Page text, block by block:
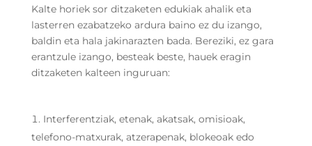
Kalte horiek sor ditzaketen edukiak ahalik eta
lasterren ezabatzeko ardura baino ez du izango,
baldin eta hala jakinarazten bada. Bereziki, ez gara
erantzule izango, besteak beste, hauek eragin
ditzaketen kalteen inguruan:
Interferentziak, etenak, akatsak, omisioak,
telefono-matxurak, atzerapenak, blokeoak edo